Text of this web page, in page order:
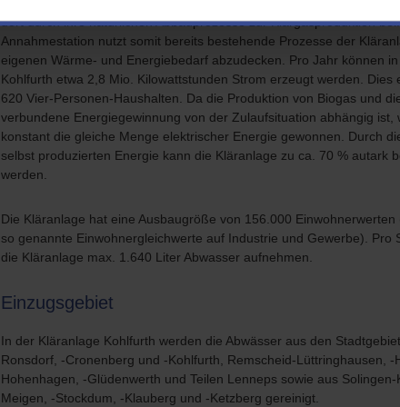
dort durch ihre natürlichen Abbauprozesse zur Klärgasproduktion
Annahmestation nutzt somit bereits bestehende Prozesse der
eigenen Wärme- und Energiebedarf abzudecken. Pro Jahr können
Kohlfurth etwa 2,8 Mio. Kilowattstunden Strom erzeugt werden. Dies
620 Vier-Personen-Haushalten. Da die Produktion von Biogas und
verbundene Energiegewinnung von der Zulaufsituation abhängig ist,
konstant die gleiche Menge elektrischer Energie gewonnen. Durch
selbst produzierten Energie kann die Kläranlage zu ca. 70 % autark
werden.
Die Kläranlage hat eine Ausbaugröße von 156.000 Einwohnerwerten
so genannte Einwohnergleichwerte auf Industrie und Gewerbe). Pro
die Kläranlage max. 1.640 Liter Abwasser aufnehmen.
Einzugsgebiet
In der Kläranlage Kohlfurth werden die Abwässer aus den
Ronsdorf, -Cronenberg und -Kohlfurth, Remscheid-Lüttringhausen, -
Hohenhagen, -Glüdenwerth und Teilen Lenneps sowie aus Solingen-
Meigen, -Stockdum, -Klauberg und -Ketzberg gereinigt.